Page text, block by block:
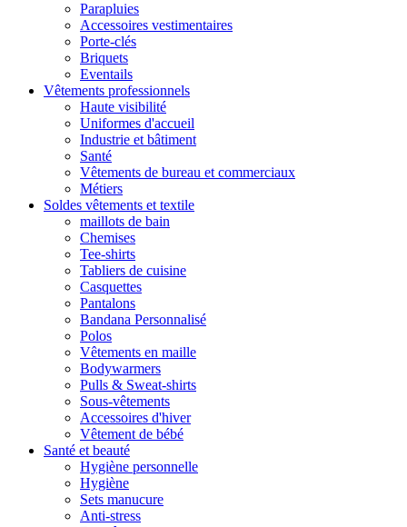
Parapluies
Accessoires vestimentaires
Porte-clés
Briquets
Eventails
Vêtements professionnels
Haute visibilité
Uniformes d'accueil
Industrie et bâtiment
Santé
Vêtements de bureau et commerciaux
Métiers
Soldes vêtements et textile
maillots de bain
Chemises
Tee-shirts
Tabliers de cuisine
Casquettes
Pantalons
Bandana Personnalisé
Polos
Vêtements en maille
Bodywarmers
Pulls & Sweat-shirts
Sous-vêtements
Accessoires d'hiver
Vêtement de bébé
Santé et beauté
Hygiène personnelle
Hygiène
Sets manucure
Anti-stress